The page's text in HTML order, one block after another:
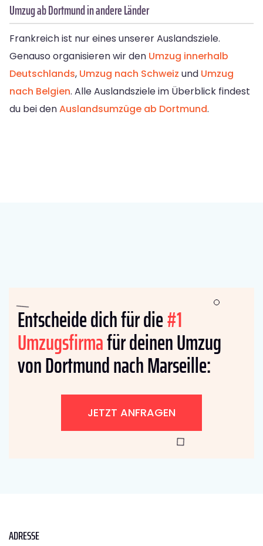
Umzug ab Dortmund in andere Länder
Frankreich ist nur eines unserer Auslandsziele.
Genauso organisieren wir den Umzug innerhalb
Deutschlands, Umzug nach Schweiz und Umzug
nach Belgien. Alle Auslandsziele im Überblick findest
du bei denAuslandsumzüge ab Dortmund.
Entscheide dich für die#1
Umzugsfirmafür deinen Umzug
von Dortmund nach Marseille:
JETZT ANFRAGEN
ADRESSE